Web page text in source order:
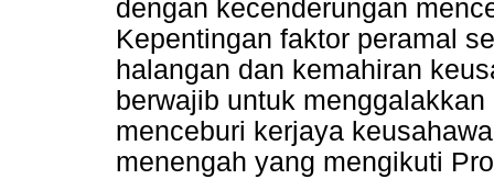
dengan kecenderungan
Kepentingan faktor peramal
halangan dan kemahiran
berwajib untuk
menceburi kerjaya
menengah yang mengikuti